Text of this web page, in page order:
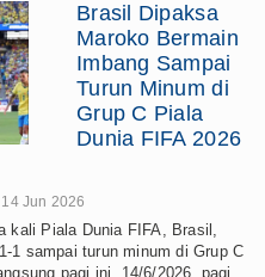
Brasil Dipaksa
Maroko Bermain
Imbang Sampai
Turun Minum di
Grup C Piala
Dunia FIFA 2026
Jun 2026
kali Piala Dunia FIFA, Brasil,
1 sampai turun minum di Grup C
pagi ini, 14/6/2026, pagi